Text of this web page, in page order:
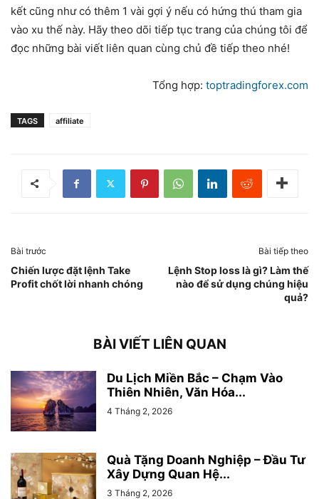
kết cũng như có thêm 1 vài gợi ý nếu có hứng thú tham gia
vào xu thế này. Hãy theo dõi tiếp tục trang của chúng tôi để
đọc những bài viết liên quan cùng chủ đề tiếp theo nhé!
Tổng hợp: toptradingforex.com
TAGS affiliate
Bài trước
Chiến lược đặt lệnh Take
Profit chốt lời nhanh chóng
Bài tiếp theo
Lệnh Stop loss là gì? Làm thế
nào để sử dụng chúng hiệu
quả?
BÀI VIẾT LIÊN QUAN
Du Lịch Miền Bắc – Chạm Vào
Thiên Nhiên, Văn Hóa...
4 Tháng 2, 2026
Quà Tặng Doanh Nghiệp – Đầu Tư
Xây Dựng Quan Hệ...
3 Tháng 2, 2026